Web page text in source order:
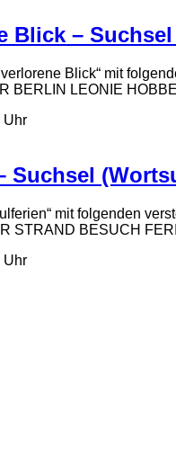
Blick –
Blick“ mit
BERLIN LEONIE
Uhr
Suchsel
mit folgenden
STRAND BESUCH
Uhr